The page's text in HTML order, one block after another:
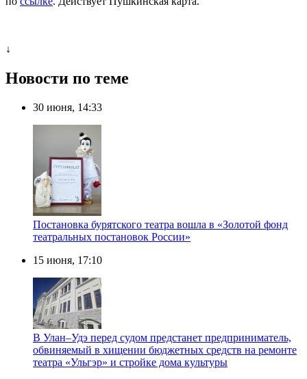
↓
Новости по теме
30 июня, 14:33
Постановка бурятского театра вошла в «Золотой фонд
театральных постановок России»
15 июня, 17:10
В Улан–Удэ перед судом предстанет предприниматель,
обвиняемый в хищении бюджетных средств на ремонте
театра «Ульгэр» и стройке дома культуры